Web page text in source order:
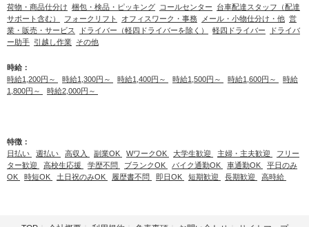
荷物・商品仕分け 梱包・検品・ピッキング コールセンター
台車配達スタッフ（配達
サポート含む）
フォークリフト オフィスワーク・事務 メール・小物仕分け・他 営
業・販売・サービス
ドライバー（軽四ドライバーを除く） 軽四ドライバー
ドライバ
ー助手 引越し作業 その他
時給：
時給1,200円～
時給1,300円～ 時給1,400円～ 時給1,500円～ 時給1,600円～
時給
1,800円～
時給2,000円～
特徴：
日払い
週払い 高収入 副業OK WワークOK 大学生歓迎 主婦・主夫歓迎
フリー
ター歓迎
高校生応援 学歴不問 ブランクOK バイク通勤OK 車通勤OK
平日のみ
OK
時短OK 土日祝のみOK 履歴書不問 即日OK 短期歓迎 長期歓迎 高時給